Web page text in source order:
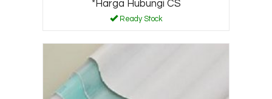
*Harga Hubungi CS
Ready Stock